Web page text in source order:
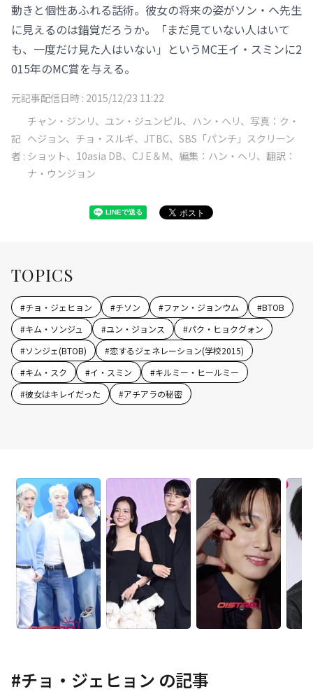
動きと個性あふれる話術。彼女の将来の姿がソン・ヘ先生
に見えるのは錯覚だろうか。「まだ見ていない人はいて
も、一度だけ見た人はいない」というMC王イ・スミンに2
015年のMC賞を与える。
元記事配信日時 : 2015/12/23 11:22
記
者 :
チャン・ジンリ、ユン・ジュンピル、ハン・ヘリ、写真：ク・
ヘジョン、チョ・スルギ、JTBC、SBS「パンチ」スクリーン
ショット、10asia DB、CJ E＆M、編集：ハン・ヘリ、翻訳：
ナ・ウンジョン
TOPICS
#チョ・ジェヒョン #チソン #ファン・ジョンウム #BTOB
#キム・ソンジュ #ユン・ジョンス #パク・ヒョクグォン
#ソンジェ(BTOB) #恋するジェネレーション(学校2015)
#キム・スク #イ・スミン #キルミー・ヒールミー
#彼女はキレイだった #アチアラの秘密
#チョ・ジェヒョン の記事